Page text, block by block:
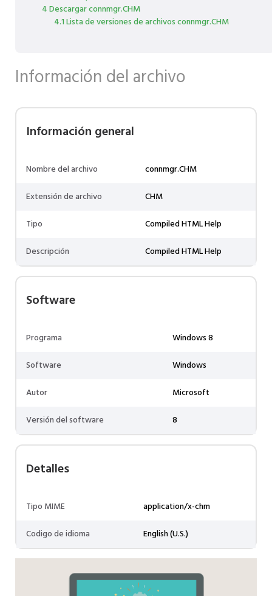
4 Descargar connmgr.CHM
4.1 Lista de versiones de archivos connmgr.CHM
Información del archivo
Información general
Nombre del archivo
connmgr.CHM
Extensión de archivo
CHM
Tipo
Compiled HTML Help
Descripción
Compiled HTML Help
Software
Programa
Windows 8
Software
Windows
Autor
Microsoft
Versión del software
8
Detalles
Tipo MIME
application/x-chm
Codigo de idioma
English (U.S.)